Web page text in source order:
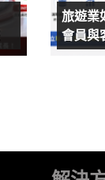
旅遊業
會員與